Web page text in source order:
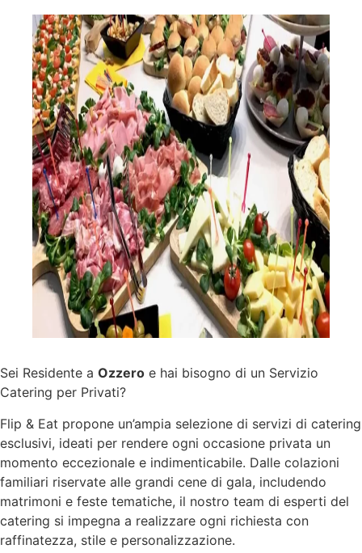
Sei Residente a Ozzero e hai bisogno di un Servizio
Catering per Privati?
Flip & Eat propone un’ampia selezione di servizi di catering
esclusivi, ideati per rendere ogni occasione privata un
momento eccezionale e indimenticabile. Dalle colazioni
familiari riservate alle grandi cene di gala, includendo
matrimoni e feste tematiche, il nostro team di esperti del
catering si impegna a realizzare ogni richiesta con
raffinatezza, stile e personalizzazione.